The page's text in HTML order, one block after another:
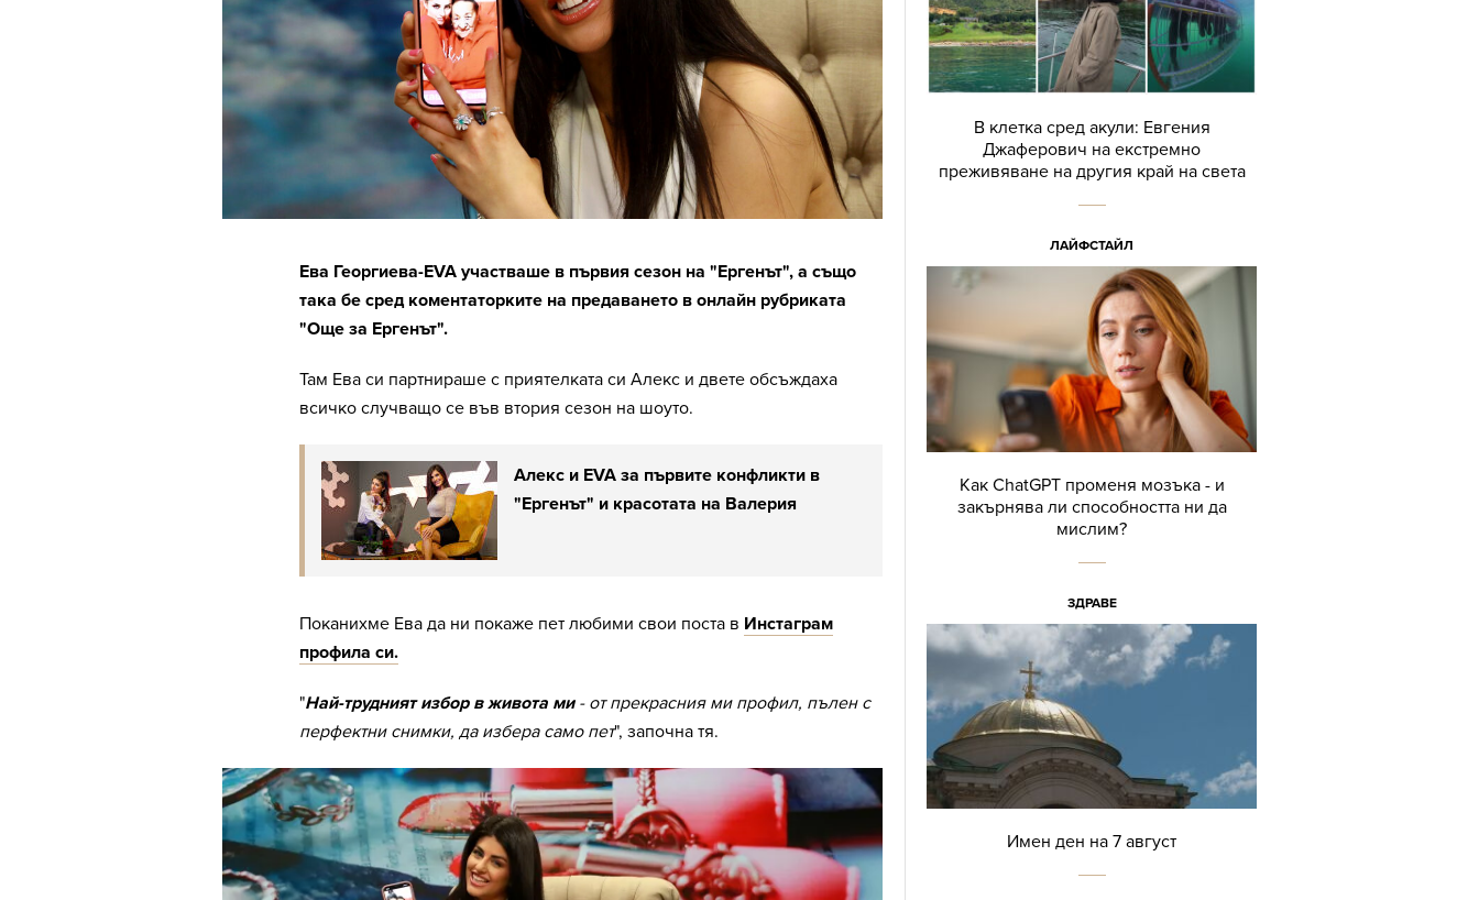
Ева Георгиева-EVA участваше в първия сезон на "Ергенът", а също
така бе сред коментаторките на предаването в онлайн рубриката
"Още за Ергенът".
Там Ева си партнираше с приятелката си Алекс и двете обсъждаха
всичко случващо се във втория сезон на шоуто.
Алекс и EVA за първите конфликти в
"Ергенът" и красотата на Валерия
Поканихме Ева да ни покаже пет любими свои поста в Инстаграм
профила си.
"Най-трудният избор в живота ми- от прекрасния ми профил, пълен с
перфектни снимки, да избера само пет", започна тя.
В клетка сред акули: Евгения
Джаферович на екстремно
преживяване на другия край на света
ЛАЙФСТАЙЛ
Как ChatGPT променя мозъка - и
закърнява ли способността ни да
мислим?
ЗДРАВЕ
Имен ден на 7 август